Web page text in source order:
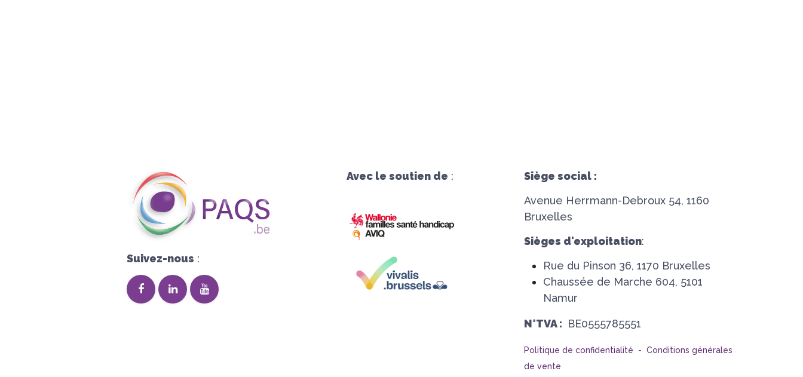
Suivez-nous :
Avec le soutien de :
Siège social :
Avenue Herrmann-Debroux 54, 1160
Bruxelles
Sièges d'exploitation:
Rue du Pinson 36, 1170 Bruxelles
Chaussée de Marche 604, 5101
Namur
N°TVA : BE0555785551
Politique de confidentialité - Conditions générales
de vente